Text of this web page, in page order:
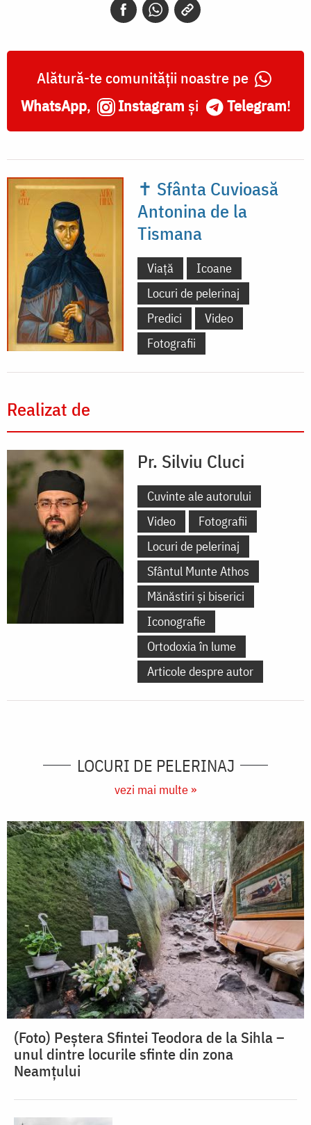
Alătură-te comunității noastre pe
WhatsApp, Instagram și Telegram!
✝ Sfânta Cuvioasă
Antonina de la
Tismana
Viață
Icoane
Locuri de pelerinaj
Predici
Video
Fotografii
Realizat de
Pr. Silviu Cluci
Cuvinte ale autorului
Video
Fotografii
Locuri de pelerinaj
Sfântul Munte Athos
Mănăstiri și biserici
Iconografie
Ortodoxia în lume
Articole despre autor
LOCURI DE PELERINAJ
vezi mai multe »
(Foto) Peștera Sfintei Teodora de la Sihla –
unul dintre locurile sfinte din zona
Neamțului